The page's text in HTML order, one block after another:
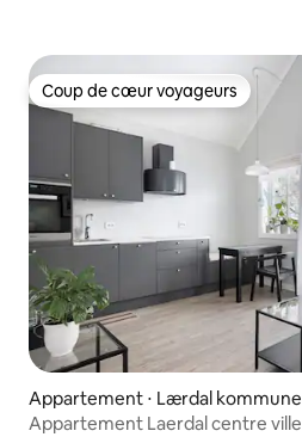
Coup de cœur voyageurs
Coup de cœur voyageurs
Appartement ⋅ Lærdal kommune
Appartement Laerdal centre ville